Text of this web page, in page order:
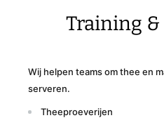
Training
Wij helpen teams om thee en
serveren.
Theeproeverijen